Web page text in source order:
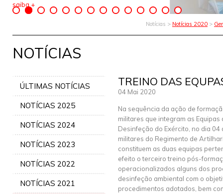
saiba +
Notícias > Notícias 2020 >
NOTÍCIAS
ÚLTIMAS NOTÍCIAS
NOTÍCIAS 2025
NOTÍCIAS 2024
NOTÍCIAS 2023
NOTÍCIAS 2022
NOTÍCIAS 2021
TREINO DAS
04 Mai 2020
Na sequência da ação de
militares que integram as Equipas
Desinfeção do Exército, no dia 04
militares do Regimento de
constituem as duas equipas
efeito o terceiro treino pós-
operacionalizados alguns dos
desinfeção ambiental com o
procedimentos adotados, bem